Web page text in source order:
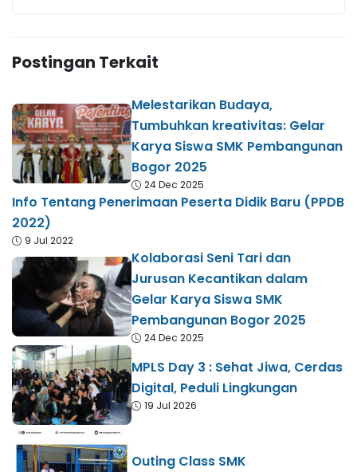
Postingan Terkait
Melestarikan Budaya,
Tumbuhkan kreativitas: Gelar
Karya Siswa SMK Pembangunan
Bogor 2025
24 Dec 2025
Info Tentang Penerimaan Peserta Didik Baru (PPDB
2022)
9 Jul 2022
Kolaborasi Seni Tari dan
Jurusan Kecantikan dalam
Gelar Karya Siswa SMK
Pembangunan Bogor 2025
24 Dec 2025
MPLS Day 3 : Sehat Jiwa, Cerdas
Digital, Peduli Lingkungan
19 Jul 2026
Outing Class SMK